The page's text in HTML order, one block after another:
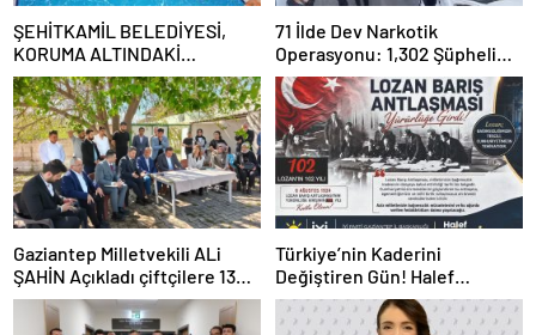
ŞEHİTKAMİL BELEDİYESİ,
KORUMA ALTINDAKİ
ÇOCUKLARI SPORLA
BULUŞTURUYOR
71 İlde Dev Narkotik
Operasyonu: 1,302 Şüpheli
Yakalandı, 844 Tutuklama
Gaziantep Milletvekili ALi
ŞAHİN Açıkladı çiftçilere 132
Milyon TL acil destek!
Türkiye’nin Kaderini
Değiştiren Gün! Halef
Bilgiç’ten Lozan’ın Yıl
Dönümünde Anlamlı Mesaj!